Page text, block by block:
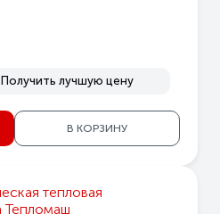
Получить лучшую цену
В КОРЗИНУ